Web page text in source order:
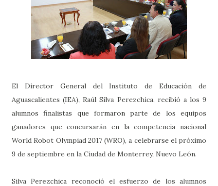
El Director General del Instituto de Educación de
Aguascalientes (IEA), Raúl Silva Perezchica, recibió a los 9
alumnos finalistas que formaron parte de los equipos
ganadores que concursarán en la competencia nacional
World Robot Olympiad 2017 (WRO), a celebrarse el próximo
9 de septiembre en la Ciudad de Monterrey, Nuevo León.
Silva Perezchica reconoció el esfuerzo de los alumnos